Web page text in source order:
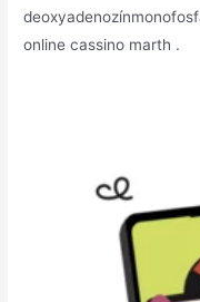
online cassino marth .